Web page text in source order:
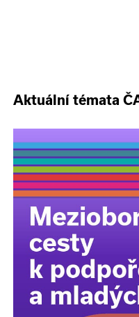
Aktuální témata